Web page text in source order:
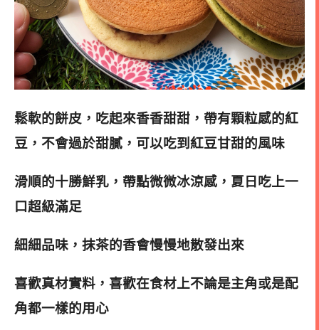
鬆軟的餅皮，吃起來香香甜甜，帶有顆粒感的紅
豆，不會過於甜膩，可以吃到紅豆甘甜的風味
滑順的十勝鮮乳，帶點微微冰涼感，夏日吃上一
口超級滿足
細細品味，抹茶的香會慢慢地散發出來
喜歡真材實料，喜歡在食材上不論是主角或是配
角都一樣的用心